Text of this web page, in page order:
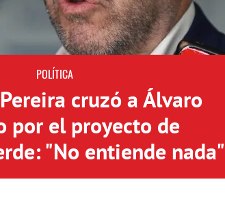
POLÍTICA
cruzó a Álvaro
por el proyecto de
"No entiende nada"